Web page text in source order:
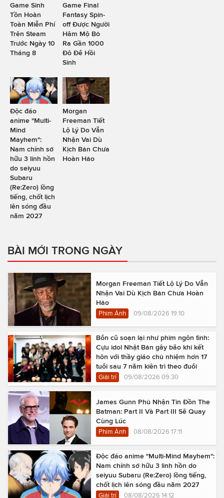
Game Sinh
Tồn Hoàn
Toàn Miễn Phí
Trên Steam
Trước Ngày 10
Tháng 8
Game Final
Fantasy Spin-
off Được Người
Hâm Mộ Bỏ
Ra Gần 1000
Đô Để Hồi
Sinh
Độc đáo
anime "Multi-
Mind
Mayhem":
Nam chính sở
hữu 3 linh hồn
do seiyuu
Subaru
(Re:Zero) lồng
tiếng, chốt lịch
lên sóng đầu
năm 2027
Morgan
Freeman Tiết
Lộ Lý Do Vẫn
Nhận Vai Dù
Kịch Bản Chưa
Hoàn Hảo
BÀI MỚI TRONG NGÀY
Morgan Freeman Tiết Lộ Lý Do Vẫn
Nhận Vai Dù Kịch Bản Chưa Hoàn
Hảo
Phim Ảnh 09/08/2026 19:10
Bổn cũ soạn lại như phim ngôn tình:
Cựu idol Nhật Bản gây bão khi kết
hôn với thầy giáo chủ nhiệm hơn 17
tuổi sau 7 năm kiên trì theo đuổi
Giải trí 09/08/2026 09:30
James Gunn Phủ Nhận Tin Đồn The
Batman: Part II Và Part III Sẽ Quay
Cùng Lúc
Phim Ảnh 08/08/2026 17:11
Độc đáo anime "Multi-Mind Mayhem":
Nam chính sở hữu 3 linh hồn do
seiyuu Subaru (Re:Zero) lồng tiếng,
chốt lịch lên sóng đầu năm 2027
Giải trí 08/08/2026 14:12